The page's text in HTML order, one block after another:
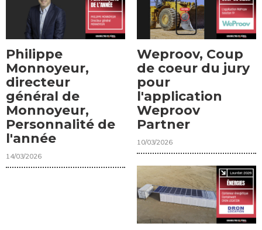
Philippe
Monnoyeur,
directeur
général de
Monnoyeur,
Personnalité de
l'année
14/03/2026
Weproov, Coup
de coeur du jury
pour
l'application
Weproov
Partner
10/03/2026